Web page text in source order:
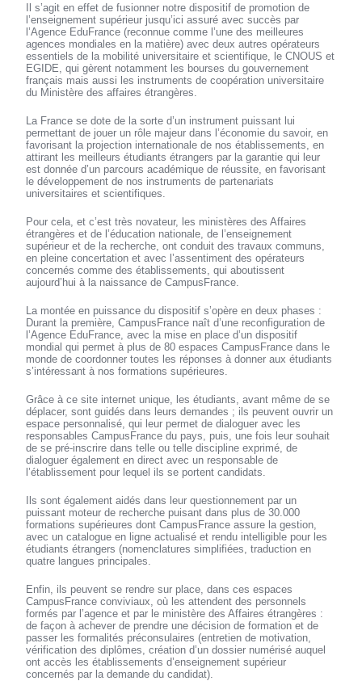
Il s’agit en effet de fusionner notre dispositif de promotion de
l’enseignement supérieur jusqu’ici assuré avec succès par
l’Agence EduFrance (reconnue comme l’une des meilleures
agences mondiales en la matière) avec deux autres opérateurs
essentiels de la mobilité universitaire et scientifique, le CNOUS et
EGIDE, qui gèrent notamment les bourses du gouvernement
français mais aussi les instruments de coopération universitaire
du Ministère des affaires étrangères.
La France se dote de la sorte d’un instrument puissant lui
permettant de jouer un rôle majeur dans l’économie du savoir, en
favorisant la projection internationale de nos établissements, en
attirant les meilleurs étudiants étrangers par la garantie qui leur
est donnée d’un parcours académique de réussite, en favorisant
le développement de nos instruments de partenariats
universitaires et scientifiques.
Pour cela, et c’est très novateur, les ministères des Affaires
étrangères et de l’éducation nationale, de l’enseignement
supérieur et de la recherche, ont conduit des travaux communs,
en pleine concertation et avec l’assentiment des opérateurs
concernés comme des établissements, qui aboutissent
aujourd’hui à la naissance de CampusFrance.
La montée en puissance du dispositif s’opère en deux phases :
Durant la première, CampusFrance naît d’une reconfiguration de
l’Agence EduFrance, avec la mise en place d’un dispositif
mondial qui permet à plus de 80 espaces CampusFrance dans le
monde de coordonner toutes les réponses à donner aux étudiants
s’intéressant à nos formations supérieures.
Grâce à ce site internet unique, les étudiants, avant même de se
déplacer, sont guidés dans leurs demandes ; ils peuvent ouvrir un
espace personnalisé, qui leur permet de dialoguer avec les
responsables CampusFrance du pays, puis, une fois leur souhait
de se pré-inscrire dans telle ou telle discipline exprimé, de
dialoguer également en direct avec un responsable de
l’établissement pour lequel ils se portent candidats.
Ils sont également aidés dans leur questionnement par un
puissant moteur de recherche puisant dans plus de 30.000
formations supérieures dont CampusFrance assure la gestion,
avec un catalogue en ligne actualisé et rendu intelligible pour les
étudiants étrangers (nomenclatures simplifiées, traduction en
quatre langues principales.
Enfin, ils peuvent se rendre sur place, dans ces espaces
CampusFrance conviviaux, où les attendent des personnels
formés par l’agence et par le ministère des Affaires étrangères :
de façon à achever de prendre une décision de formation et de
passer les formalités préconsulaires (entretien de motivation,
vérification des diplômes, création d’un dossier numérisé auquel
ont accès les établissements d’enseignement supérieur
concernés par la demande du candidat).